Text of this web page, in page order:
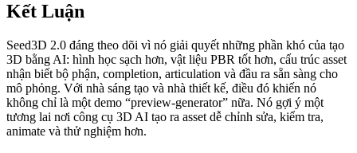
Kết Luận
Seed3D 2.0 đáng theo dõi vì nó giải quyết những phần khó của tạo
3D bằng AI: hình học sạch hơn, vật liệu PBR tốt hơn, cấu trúc asset
nhận biết bộ phận, completion, articulation và đầu ra sẵn sàng cho
mô phỏng. Với nhà sáng tạo và nhà thiết kế, điều đó khiến nó
không chỉ là một demo “preview-generator” nữa. Nó gợi ý một
tương lai nơi công cụ 3D AI tạo ra asset dễ chỉnh sửa, kiểm tra,
animate và thử nghiệm hơn.